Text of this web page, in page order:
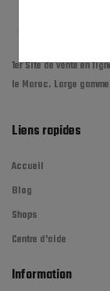
1er Site de vente en
le Maroc. Large
Liens rapides
Accueil
Blog
Shops
Centre d'aide
Information